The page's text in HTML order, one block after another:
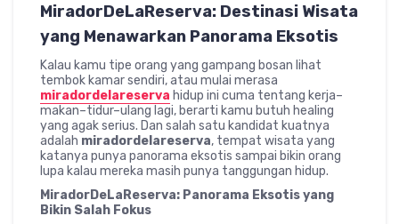
MiradorDeLaReserva: Destinasi Wisata
yang Menawarkan Panorama Eksotis
Kalau kamu tipe orang yang gampang bosan lihat
tembok kamar sendiri, atau mulai merasa
miradordelareserva hidup ini cuma tentang kerja–
makan–tidur–ulang lagi, berarti kamu butuh healing
yang agak serius. Dan salah satu kandidat kuatnya
adalah miradordelareserva, tempat wisata yang
katanya punya panorama eksotis sampai bikin orang
lupa kalau mereka masih punya tanggungan hidup.
MiradorDeLaReserva: Panorama Eksotis yang
Bikin Salah Fokus